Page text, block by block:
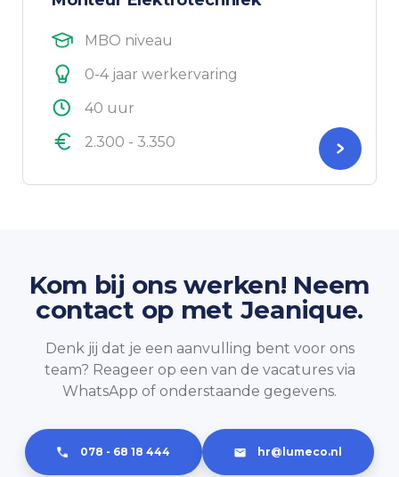
MBO niveau
0-4 jaar werkervaring
40 uur
2.300 - 3.350
Kom bij ons werken! Neem
contact op met Jeanique.
Denk jij dat je een aanvulling bent voor ons
team? Reageer op een van de vacatures via
WhatsApp of onderstaande gegevens.
078 - 68 18 444 hr@lumeco.nl